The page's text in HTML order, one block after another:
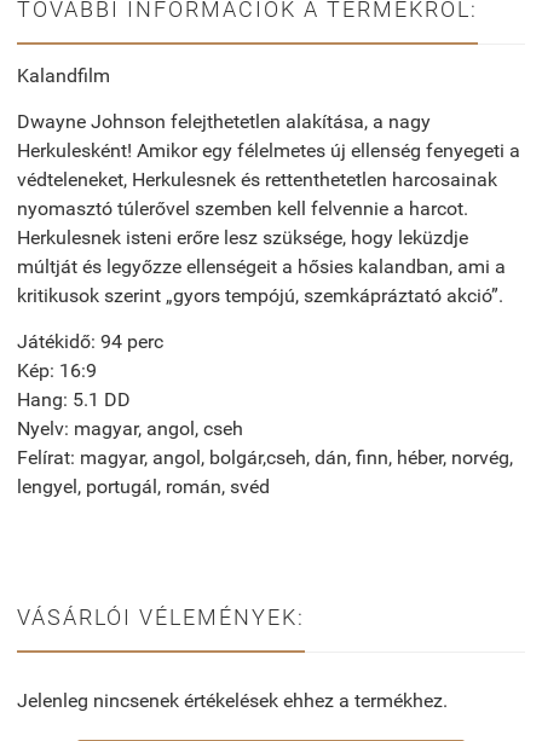
TOVÁBBI INFORMÁCIÓK A TERMÉKRŐL:
Kalandfilm
Dwayne Johnson felejthetetlen alakítása, a nagy
Herkulesként! Amikor egy félelmetes új ellenség fenyegeti a
védteleneket, Herkulesnek és rettenthetetlen harcosainak
nyomasztó túlerővel szemben kell felvennie a harcot.
Herkulesnek isteni erőre lesz szüksége, hogy leküzdje
múltját és legyőzze ellenségeit a hősies kalandban, ami a
kritikusok szerint „gyors tempójú, szemkápráztató akció”.
Játékidő: 94 perc
Kép: 16:9
Hang: 5.1 DD
Nyelv: magyar, angol, cseh
Felírat: magyar, angol, bolgár,cseh, dán, finn, héber, norvég,
lengyel, portugál, román, svéd
VÁSÁRLÓI VÉLEMÉNYEK:
Jelenleg nincsenek értékelések ehhez a termékhez.